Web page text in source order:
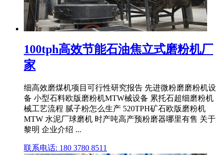
100tph高效节能石油焦立式磨粉机厂
家
细高效磨煤机项目可行性研究报告 先进微粉磨磨粉机设
备 小型石料欧版磨粉机MTW械设备 累托石超细磨粉机
械工艺流程 腻子粉怎么生产 520TPH矿石欧版磨粉机
MTW 水泥厂球磨机 时产吨高产预粉磨器哪里有售 关于
黎明 企业介绍 ...
联系电话: 180 3780 8511